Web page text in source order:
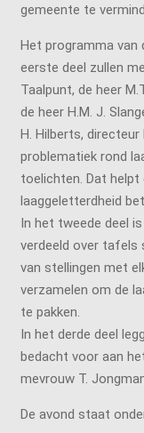
gemeente te
Het programma van
eerste deel zullen
Taalpunt, de heer
de heer H.M. J.
H. Hilberts,
problematiek rond
toelichten. Dat helpt
laaggeletterdheid
In het tweede deel
verdeeld over tafels
van stellingen met
verzamelen om de
te pakken.
In het derde deel
bedacht voor aan
mevrouw T.
De avond staat